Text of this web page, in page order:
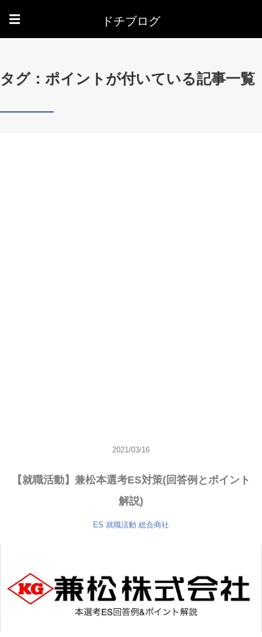
☰ ドチブログ
タグ：ポイントが付いている記事一覧
2021/03/16
【就職活動】兼松本選考ES対策(回答例とポイント
解説)
ES 就職活動 総合商社